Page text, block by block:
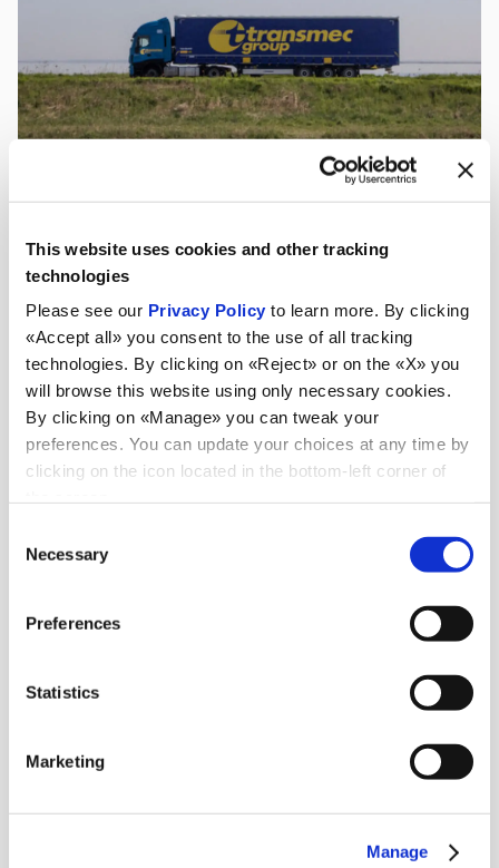
This website uses cookies and other tracking
technologies
Please see our Privacy Policy to learn more. By clicking
«Accept all» you consent to the use of all tracking
technologies. By clicking on «Reject» or on the «X» you
will browse this website using only necessary cookies.
By clicking on «Manage» you can tweak your
preferences. You can update your choices at any time by
clicking on the icon located in the bottom-left corner of
Selection
Necessary
Preferences
Statistics
Marketing
Manage
Noutăți